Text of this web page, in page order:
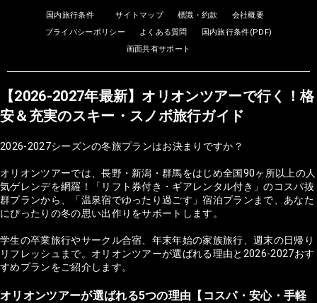
国内旅行条件 サイトマップ 標識・約款
会社概要
プライバシーポリシー
よくある質問
国内旅行条件(PDF)
画面共有サポート
【2026-2027年最新】オリオンツアーで行く！格
安＆充実のスキー・スノボ旅行ガイド
2026-2027シーズンの冬旅プランはお決まりですか？
オリオンツアーでは、長野・新潟・群馬をはじめ全国90ヶ所以上の人
気ゲレンデを網羅！「リフト券付き・ギアレンタル付き」のコスパ抜
群プランから、「温泉宿でゆったり過ごす」宿泊プランまで、あなた
にぴったりの冬の思い出作りをサポートします。
学生の卒業旅行やサークル合宿、年末年始の家族旅行、週末の日帰り
リフレッシュまで。オリオンツアーが選ばれる理由と2026-2027おす
すめプランをご紹介します。
オリオンツアーが選ばれる5つの理由【コスパ・安心・手軽